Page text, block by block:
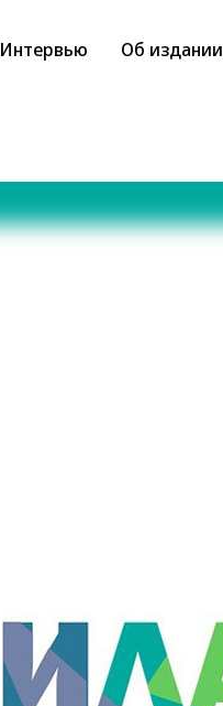
Интервью Об издании